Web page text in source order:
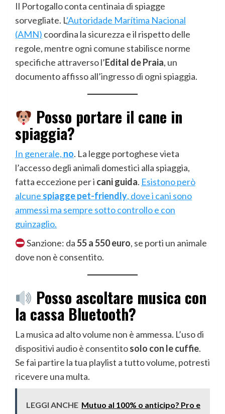
Il Portogallo conta centinaia di spiagge
sorvegliate. L‘Autoridade Marítima Nacional
(AMN) coordina la sicurezza e il rispetto delle
regole, mentre ogni comune stabilisce norme
specifiche attraverso l’Edital de Praia, un
documento affisso all’ingresso di ogni spiaggia.
Posso portare il cane in
spiaggia?
In generale, no. La legge portoghese vieta
l’accesso degli animali domestici alla spiaggia,
fatta eccezione per i cani guida. Esistono però
alcune spiagge pet-friendly, dove i cani sono
ammessi ma sempre sotto controllo e con
guinzaglio.
Sanzione: da55 a 550 euro, se porti un animale
dove non è consentito.
Posso ascoltare musica con
la cassa Bluetooth?
La musica ad alto volume non è ammessa. L’uso di
dispositivi audio è consentitosolo con le cuffie.
Se fai partire la tua playlist a tutto volume, potresti
ricevere una multa.
LEGGI ANCHE Mutuo al 100% o anticipo? Pro e